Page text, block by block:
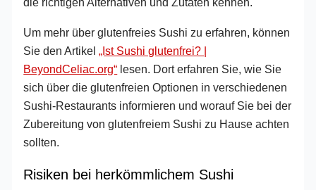
Um mehr über glutenfreies Sushi zu erfahren, können
Sie den Artikel„Ist Sushi glutenfrei? |
BeyondCeliac.org“ lesen. Dort erfahren Sie, wie Sie
sich über die glutenfreien Optionen in verschiedenen
Sushi-Restaurants informieren und worauf Sie bei der
Zubereitung von glutenfreiem Sushi zu Hause achten
sollten.
Risiken bei herkömmlichem Sushi